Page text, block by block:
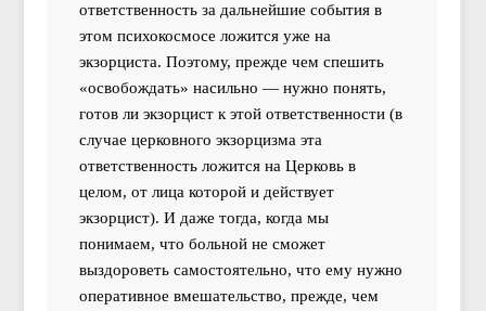
ответственность за дальнейшие события в
этом психокосмосе ложится уже на
экзорциста. Поэтому, прежде чем спешить
«освобождать» насильно — нужно понять,
готов ли экзорцист к этой ответственности (в
случае церковного экзорцизма эта
ответственность ложится на Церковь в
целом, от лица которой и действует
экзорцист). И даже тогда, когда мы
понимаем, что больной не сможет
выздороветь самостоятельно, что ему нужно
оперативное вмешательство, прежде, чем